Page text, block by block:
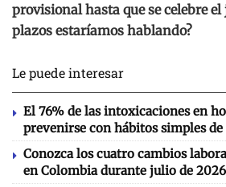
provisional hasta que se celebre el
plazos estaríamos hablando?
Le puede interesar
El 76% de las intoxicaciones en
prevenirse con hábitos simples de
Conozca los cuatro cambios
en Colombia durante julio de 2026